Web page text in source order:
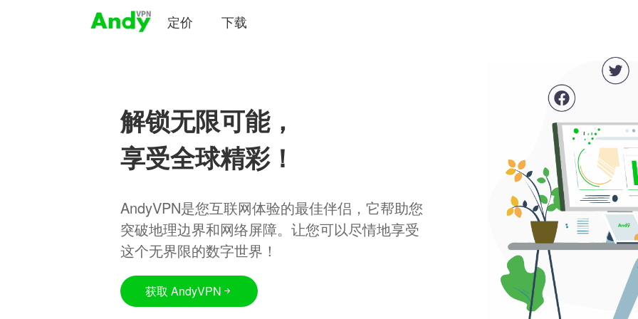
定价 下载
解锁无限可能，
享受全球精彩！
AndyVPN是您互联网体验的最佳伴侣，它帮助您
突破地理边界和网络屏障。让您可以尽情地享受
这个无界限的数字世界！
获取 AndyVPN